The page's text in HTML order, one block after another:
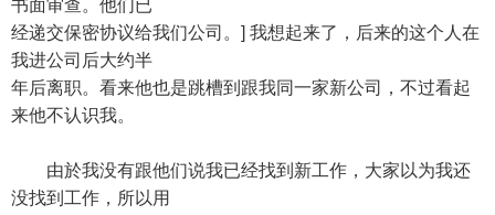
书面审查。他们已
经递交保密协议给我们公司。] 我想起来了，后来的这个人在
我进公司后大约半
年后离职。看来他也是跳槽到跟我同一家新公司，不过看起
来他不认识我。
由於我没有跟他们说我已经找到新工作，大家以为我还
没找到工作，所以用